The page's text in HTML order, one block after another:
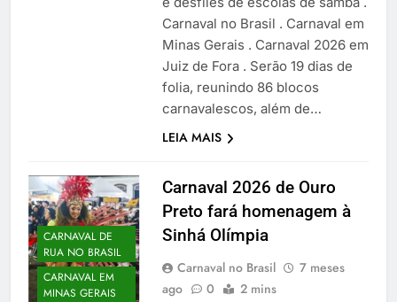
Carnaval no Brasil . Carnaval em
Minas Gerais . Carnaval 2026 em
Juiz de Fora . Serão 19 dias de
folia, reunindo 86 blocos
carnavalescos, além de…
LEIA MAIS
CARNAVAL DE
RUA NO BRASIL
CARNAVAL EM
MINAS GERAIS
Carnaval 2026 de Ouro
Preto fará homenagem à
Sinhá Olímpia
Carnaval no Brasil
7 meses
ago
0 2 mins